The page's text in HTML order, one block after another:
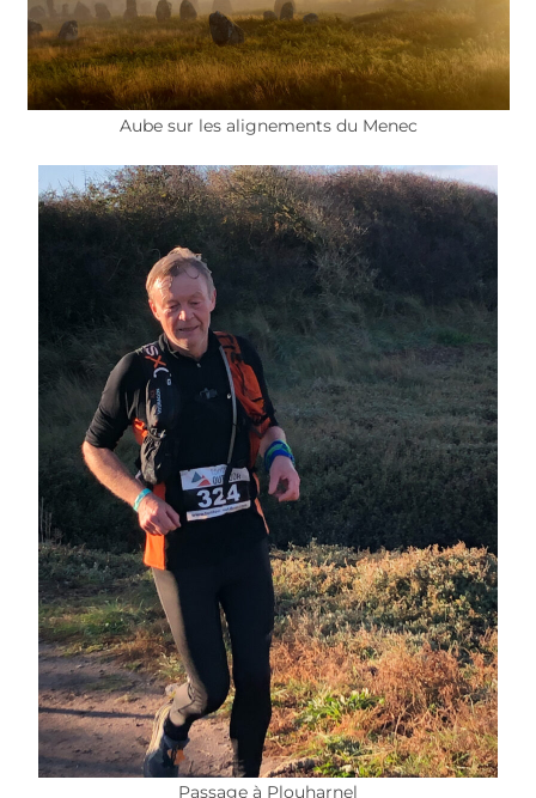
Aube sur les alignements du Menec
Passage à Plouharnel